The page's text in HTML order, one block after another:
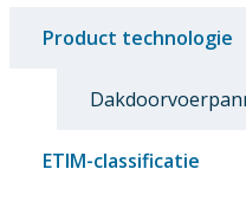
Product technologie
ETIM-classificatie